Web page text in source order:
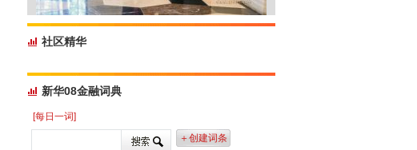
社区精华
新华08金融词典
[每日一词]
＋创建词条